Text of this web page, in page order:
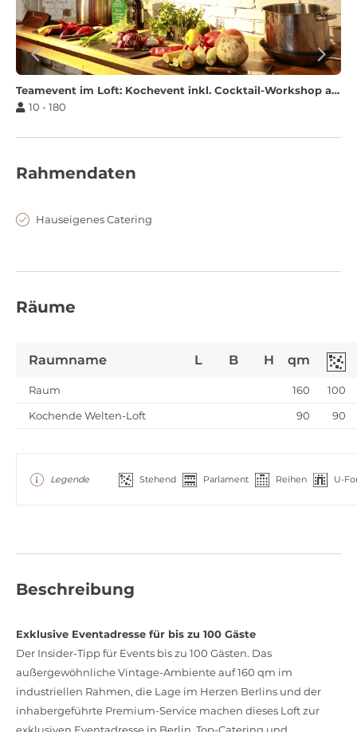
Teamevent im Loft: Kochevent inkl. Cocktail-Workshop ab 16 Teilnehmern
10 - 180
Rahmendaten
Hauseigenes Catering
Räume
Raumname L B H qm
Raum 160
100
Kochende Welten-Loft
90 90
Legende Stehend Parlament Reihen U-
Beschreibung
Exklusive Eventadresse für bis zu 100 Gäste
Der Insider-Tipp für Events bis zu 100 Gästen. Das
außergewöhnliche Vintage-Ambiente auf 160 qm im
industriellen Rahmen, die Lage im Herzen Berlins und der
inhabergeführte Premium-Service machen dieses Loft zur